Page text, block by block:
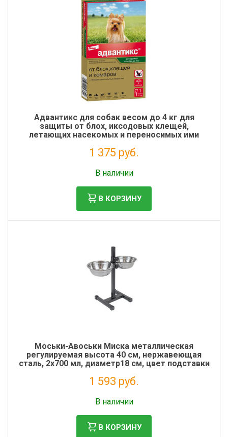
Адвантикс для собак весом до 4 кг для
защиты от блох, иксодовых клещей,
летающих насекомых и переносимых ими
1 375 руб.
В наличии
В КОРЗИНУ
Моськи-Авоськи Миска металлическая
регулируемая высота 40 см, нержавеющая
сталь, 2х700 мл, диаметр18 см, цвет подставки
1 593 руб.
В наличии
В КОРЗИНУ